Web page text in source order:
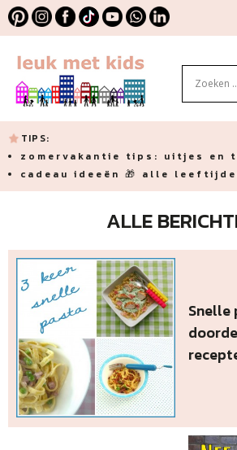
TIPS:
zomervakantie tips: uitjes en
cadeau ideeën 🎁 alle
ALLE
Snelle